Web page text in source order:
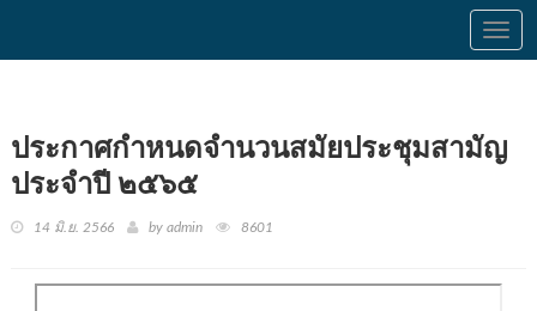
ประกาศกำหนดจำนวนสมัยประชุมสามัญ
ประจำปี ๒๕๖๕
14 มิ.ย. 2566 by admin 8601